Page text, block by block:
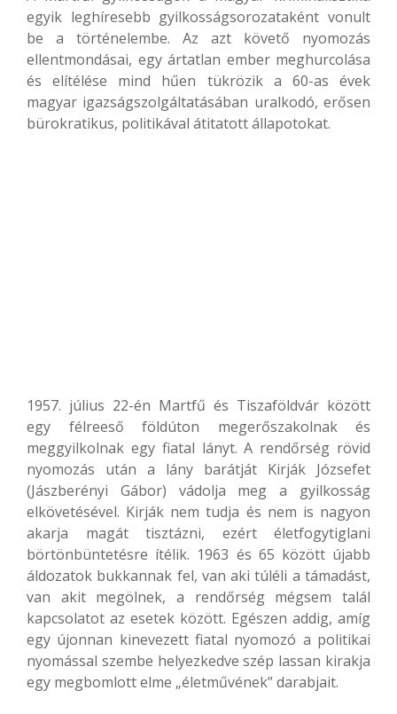
egyik leghíresebb gyilkosságsorozataként vonult
be a történelembe. Az azt követő nyomozás
ellentmondásai, egy ártatlan ember meghurcolása
és elítélése mind hűen tükrözik a 60-as évek
magyar igazságszolgáltatásában uralkodó, erősen
bürokratikus, politikával átitatott állapotokat.
1957. július 22-én Martfű és Tiszaföldvár között
egy félreeső földúton megerőszakolnak és
meggyilkolnak egy fiatal lányt. A rendőrség rövid
nyomozás után a lány barátját Kirják Józsefet
(Jászberényi Gábor) vádolja meg a gyilkosság
elkövetésével. Kirják nem tudja és nem is nagyon
akarja magát tisztázni, ezért életfogytiglani
börtönbüntetésre ítélik. 1963 és 65 között újabb
áldozatok bukkannak fel, van aki túléli a támadást,
van akit megölnek, a rendőrség mégsem talál
kapcsolatot az esetek között. Egészen addig, amíg
egy újonnan kinevezett fiatal nyomozó a politikai
nyomással szembe helyezkedve szép lassan kirakja
egy megbomlott elme „életművének” darabjait.